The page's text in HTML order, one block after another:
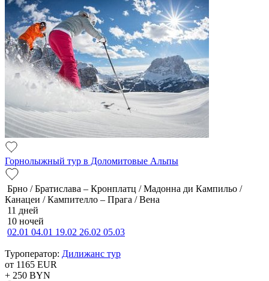
Горнолыжный тур в Доломитовые Альпы
Брно / Братислава – Кронплатц / Мадонна ди Кампильо /
Канацеи / Кампителло – Прага / Вена
11 дней
10 ночей
02.01 04.01 19.02 26.02 05.03
Туроператор: Дилижанс тур
от 1165 EUR
+ 250 BYN